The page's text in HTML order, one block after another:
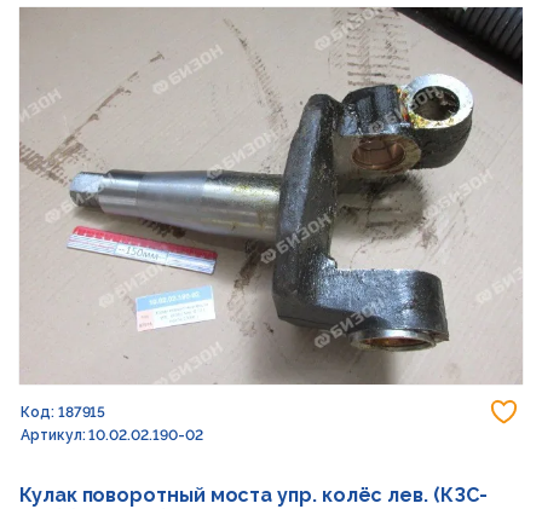
Код: 187915
Артикул: 10.02.02.190-02
Кулак поворотный моста упр. колёс лев. (КЗС-